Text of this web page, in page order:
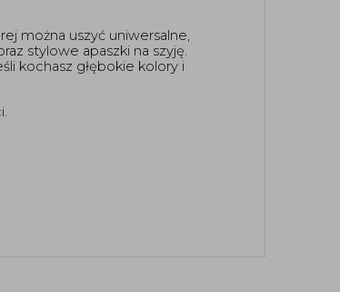
można uszyć uniwersalne,
stylowe apaszki na szyję.
kochasz głębokie kolory i